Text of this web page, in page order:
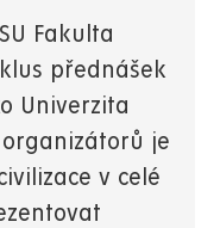
Fakulta
přednášek
Univerzita
je
v celé